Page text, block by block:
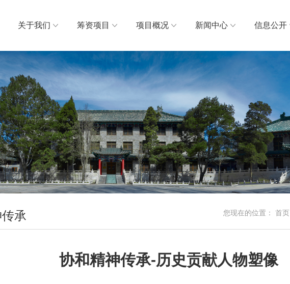
关于我们 筹资项目 项目概况 新闻中心 信息公开
承 您现在的位置： 首页
协和精神传承-历史贡献人物塑像